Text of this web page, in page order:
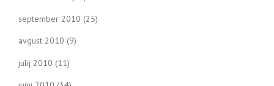
september 2010 (25)
avgust 2010 (9)
julij 2010 (11)